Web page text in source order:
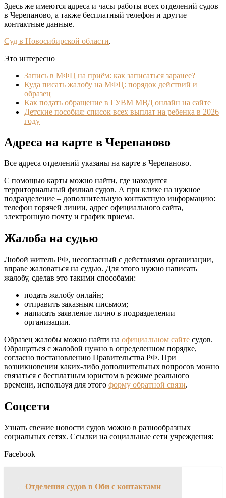
Здесь же имеются адреса и часы работы всех отделений судов
в Черепаново, а также бесплатный телефон и другие
контактные данные.
Суд в Новосибирской области.
Это интересно
Запись в МФЦ на приём: как записаться заранее?
Куда писать жалобу на МФЦ: порядок действий и
образец
Как подать обращение в ГУВМ МВД онлайн на сайте
Детские пособия: список всех выплат на ребенка в 2026
году
Адреса на карте в Черепаново
Все адреса отделений указаны на карте в Черепаново.
С помощью карты можно найти, где находится
территориальный филиал судов. А при клике на нужное
подразделение – дополнительную контактную информацию:
телефон горячей линии, адрес официального сайта,
электронную почту и график приема.
Жалоба на судью
Любой житель РФ, несогласный с действиями организации,
вправе жаловаться на судью. Для этого нужно написать
жалобу, сделав это такими способами:
подать жалобу онлайн;
отправить заказным письмом;
написать заявление лично в подразделении
организации.
Образец жалобы можно найти на официальном сайте судов.
Обращаться с жалобой нужно в определенном порядке,
согласно постановлению Правительства РФ. При
возникновении каких-либо дополнительных вопросов можно
связаться с бесплатным юристом в режиме реального
времени, используя для этого форму обратной связи.
Соцсети
Узнать свежие новости судов можно в разнообразных
социальных сетях. Ссылки на социальные сети учреждения:
Facebook
Отделения судов в Оби с контактами